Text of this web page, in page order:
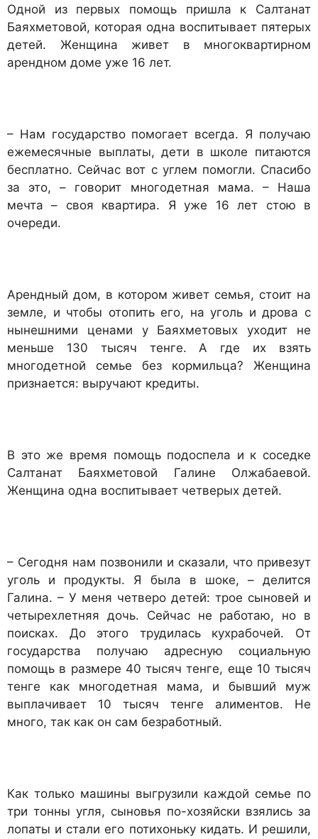
Одной из первых помощь пришла к Салтанат
Баяхметовой, которая одна воспитывает пятерых
детей. Женщина живет в многоквартирном
арендном доме уже 16 лет.
– Нам государство помогает всегда. Я получаю
ежемесячные выплаты, дети в школе питаются
бесплатно. Сейчас вот с углем помогли. Спасибо
за это, – говорит многодетная мама. – Наша
мечта – своя квартира. Я уже 16 лет стою в
очереди.
Арендный дом, в котором живет семья, стоит на
земле, и чтобы отопить его, на уголь и дрова с
нынешними ценами у Баяхметовых уходит не
меньше 130 тысяч тенге. А где их взять
многодетной семье без кормильца? Женщина
признается: выручают кредиты.
В это же время помощь подоспела и к соседке
Салтанат Баяхметовой Галине Олжабаевой.
Женщина одна воспитывает четверых детей.
– Сегодня нам позвонили и сказали, что привезут
уголь и продукты. Я была в шоке, – делится
Галина. – У меня четверо детей: трое сыновей и
четырехлетняя дочь. Сейчас не работаю, но в
поисках. До этого трудилась кухрабочей. От
государства получаю адресную социальную
помощь в размере 40 тысяч тенге, еще 10 тысяч
тенге как многодетная мама, и бывший муж
выплачивает 10 тысяч тенге алиментов. Не
много, так как он сам безработный.
Как только машины выгрузили каждой семье по
три тонны угля, сыновья по-хозяйски взялись за
лопаты и стали его потихоньку кидать. И решили,